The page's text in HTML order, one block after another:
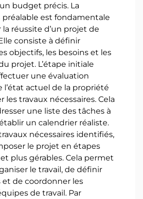
budget précis. La
est fondamentale
la réussite d’un projet de
consiste à définir
objectifs, les besoins et les
projet. L’étape initiale
une évaluation
l’état actuel de la propriété
les travaux nécessaires. Cela
une liste des tâches à
un calendrier réaliste.
nécessaires identifiés,
le projet en étapes
plus gérables. Cela permet
le travail, de définir
et de coordonner les
de travail. Par